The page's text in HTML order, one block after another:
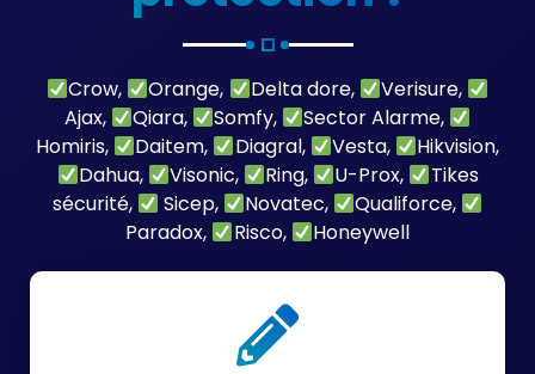
Crow, Orange, Delta dore,
Verisure,
Ajax,
Qiara, Somfy,
Sector Alarme,
Homiris,
Daitem, Diagral, Vesta,
Hikvision,
Dahua,
Visonic, Ring, U-Prox,
Tikes
sécurité,
Sicep, Novatec,
Qualiforce,
Paradox,
Risco, Honeywell